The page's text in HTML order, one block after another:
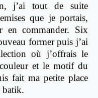
j’ai tout de suite
que je portais,
en commander. Six
former puis j’ai
où j’offrais le
et le motif du
fait ma petite place
batik.